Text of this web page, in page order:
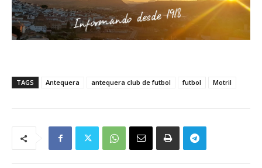
TAGS Antequera antequera club de futbol futbol Motril